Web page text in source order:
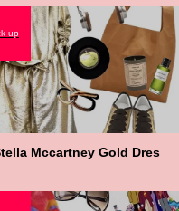
Mccartney Gold Dres
up